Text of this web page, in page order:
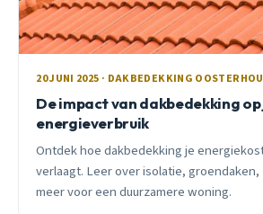
20 JUNI 2025 · DAKBEDEKKING
De impact van dakbedekking op
energieverbruik
Ontdek hoe dakbedekking je
verlaagt. Leer over isolatie,
meer voor een duurzamere woning.